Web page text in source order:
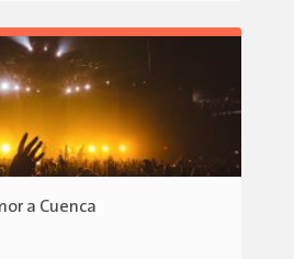
a Cuenca